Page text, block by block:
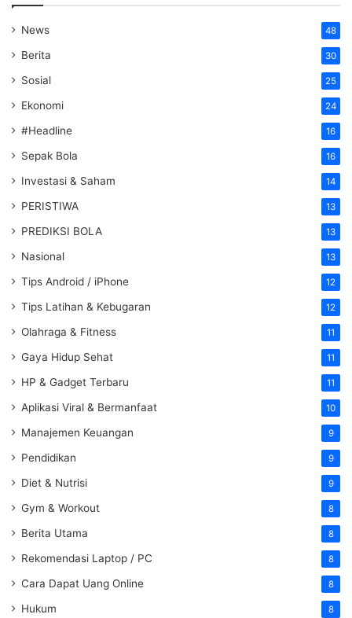
News 48
Berita 30
Sosial 25
Ekonomi 24
#Headline 16
Sepak Bola 16
Investasi & Saham 14
PERISTIWA 13
PREDIKSI BOLA 13
Nasional 13
Tips Android / iPhone 12
Tips Latihan & Kebugaran 12
Olahraga & Fitness 11
Gaya Hidup Sehat 11
HP & Gadget Terbaru 11
Aplikasi Viral & Bermanfaat 10
Manajemen Keuangan 9
Pendidikan 9
Diet & Nutrisi 9
Gym & Workout 8
Berita Utama 8
Rekomendasi Laptop / PC 8
Cara Dapat Uang Online 8
Hukum 8